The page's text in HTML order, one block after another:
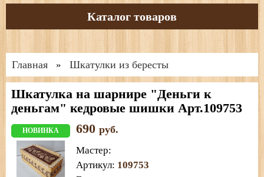
Каталог товаров
Главная » Шкатулки из бересты
Шкатулка на шарнире "Деньги к
деньгам" кедровые шишки Арт.109753
НОВИНКА 690 руб.
Мастер:
Артикул: 109753